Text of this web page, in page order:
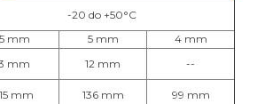
-20 do +50°C
5 mm 5 mm
4 mm
mm 12 mm
--
mm 136 mm 99 mm